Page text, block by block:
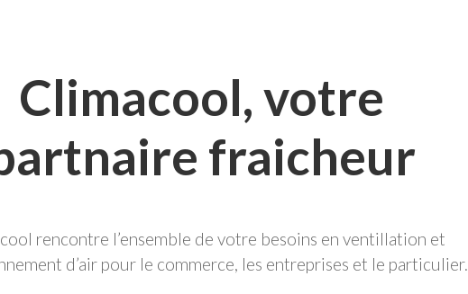
Climacool, votre
fraicheur
rencontre l’ensemble de votre besoins en ventillation et
d’air pour le commerce, les entreprises et le particulier.